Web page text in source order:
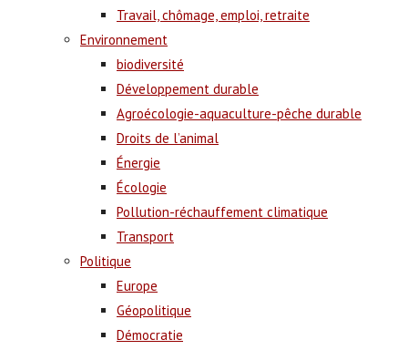
Travail, chômage, emploi, retraite
Environnement
biodiversité
Développement durable
Agroécologie-aquaculture-pêche durable
Droits de l’animal
Énergie
Écologie
Pollution-réchauffement climatique
Transport
Politique
Europe
Géopolitique
Démocratie